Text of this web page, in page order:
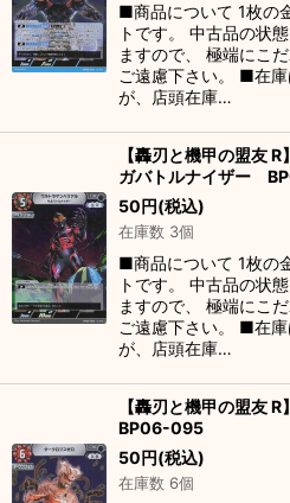
■商品について 1枚の
トです。 中古品の状
ますので、 極端にこ
ご遠慮下さい。 ■在
が、店頭在庫…
【轟刃と機甲の盟友
ガバトルナイザー
50円(税込)
在庫数 3個
■商品について 1枚の
トです。 中古品の状
ますので、 極端にこ
ご遠慮下さい。 ■在
が、店頭在庫…
【轟刃と機甲の盟友
BP06-095
50円(税込)
在庫数 6個